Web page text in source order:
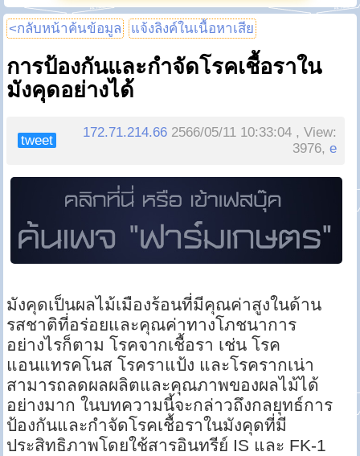
<กลับหน้าค้นข้อมูล แจ้งลิงค์ในเนื้อหาเสีย
การป้องกันและกำจัดโรคเชื้อราใน
มังคุดอย่างได้
tweet
172.71.214.66 2566/05/11 10:33:04 , View:
3976,e
มังคุดเป็นผลไม้เมืองร้อนที่มีคุณค่าสูงในด้าน
รสชาติที่อร่อยและคุณค่าทางโภชนาการ
อย่างไรก็ตาม โรคจากเชื้อรา เช่น โรค
แอนแทรคโนส โรคราแป้ง และโรครากเน่า
สามารถลดผลผลิตและคุณภาพของผลไม้ได้
อย่างมาก ในบทความนี้จะกล่าวถึงกลยุทธ์การ
ป้องกันและกำจัดโรคเชื้อราในมังคุดที่มี
ประสิทธิภาพโดยใช้สารอินทรีย์ IS และ FK-1